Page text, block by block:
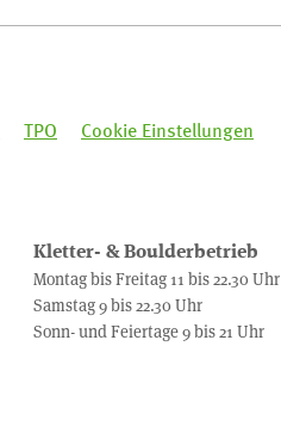
TPO Cookie Einstellungen
Kletter- & Boulderbetrieb
Montag bis Freitag 11 bis 22.30 Uhr
Samstag 9 bis 22.30 Uhr
Sonn- und Feiertage 9 bis 21 Uhr